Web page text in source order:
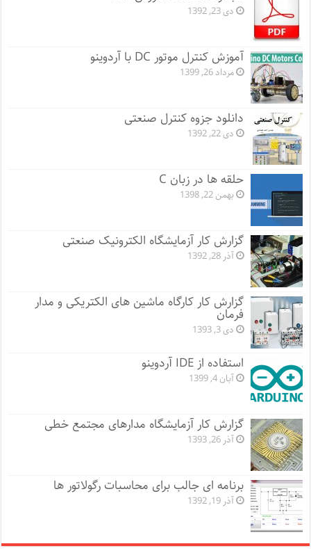
دی 23, 1392
آموزش کنترل موتور DC با آردوینو
مرداد 26, 1399
دانلود جزوه کنترل صنعتی
دی 22, 1392
حلقه ها در زبان C
بهمن 22, 1398
گزارش کار آزمایشگاه الکترونیک صنعتی
آذر 28, 1392
گزارش کار کارگاه ماشین های الکتریکی و مدار
فرمان
دی 3, 1393
استفاده از IDE آردوینو
آبان 4, 1399
گزارش کار آزمایشگاه مدارهای مجتمع خطی
آذر 26, 1393
برنامه ای جالب برای محاسبات رگولاتور ها
آذر 19, 1392